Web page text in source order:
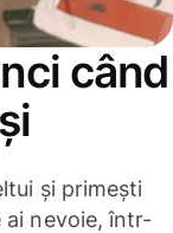
când
și primești
nevoie, într-